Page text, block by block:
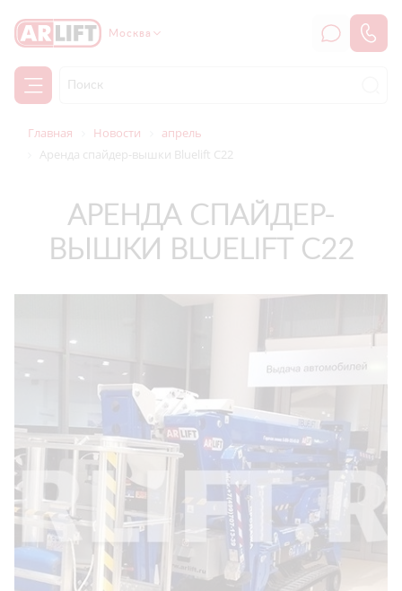
Москва
Главная Новости
апрель
Аренда спайдер-вышки Bluelift С22
АРЕНДА СПАЙДЕР-
ВЫШКИ BLUELIFT С22